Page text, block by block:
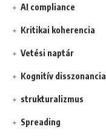
AI compliance
Kritikai koherencia
Vetési naptár
Kognitív disszonancia
strukturalizmus
Spreading